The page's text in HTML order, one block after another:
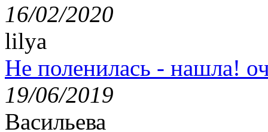
16/02/2020
lilya
Не поленилась - нашла!
19/06/2019
Васильева